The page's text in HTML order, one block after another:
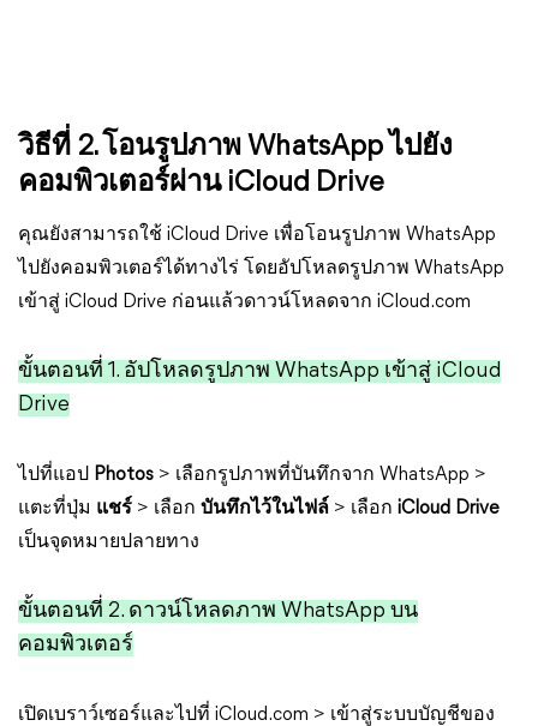
วิธีที่ 2. โอนรูปภาพ WhatsApp ไปยัง
คอมพิวเตอร์ผ่าน iCloud Drive
คุณยังสามารถใช้ iCloud Drive เพื่อโอนรูปภาพ WhatsApp
ไปยังคอมพิวเตอร์ได้ทางไร่ โดยอัปโหลดรูปภาพ WhatsApp
เข้าสู่ iCloud Drive ก่อนแล้วดาวน์โหลดจาก iCloud.com
ขั้นตอนที่ 1. อัปโหลดรูปภาพ WhatsApp เข้าสู่ iCloud
Drive
ไปที่แอป Photos > เลือกรูปภาพที่บันทึกจาก WhatsApp >
แตะที่ปุ่ม แชร์ > เลือก บันทึกไว้ในไฟล์ > เลือก iCloud Drive
เป็นจุดหมายปลายทาง
ขั้นตอนที่ 2. ดาวน์โหลดภาพ WhatsApp บน
คอมพิวเตอร์
เปิดเบราว์เซอร์และไปที่ iCloud.com > เข้าสู่ระบบบัญชีของ